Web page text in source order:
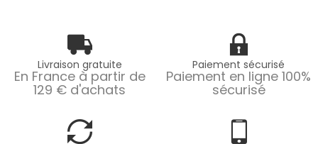
Livraison gratuite
En France à partir de
129 € d'achats
Paiement sécurisé
Paiement en ligne 100%
sécurisé